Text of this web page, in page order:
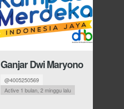
Ganjar Dwi Maryono
@4005250569
Active 1 bulan, 2 minggu lalu